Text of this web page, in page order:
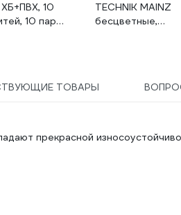
10
10 пар
TECHNIK MAINZ
бесцветные,
ТОВАРЫ
прекрасной